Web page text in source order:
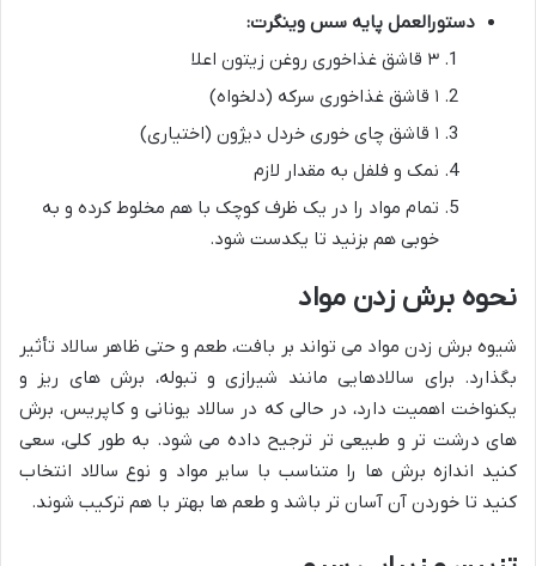
دستورالعمل پایه سس وینگرت:
۳ قاشق غذاخوری روغن زیتون اعلا
۱ قاشق غذاخوری سرکه (دلخواه)
۱ قاشق چای خوری خردل دیژون (اختیاری)
نمک و فلفل به مقدار لازم
تمام مواد را در یک ظرف کوچک با هم مخلوط کرده و به
خوبی هم بزنید تا یکدست شود.
نحوه برش زدن مواد
شیوه برش زدن مواد می تواند بر بافت، طعم و حتی ظاهر سالاد تأثیر
بگذارد. برای سالادهایی مانند شیرازی و تبوله، برش های ریز و
یکنواخت اهمیت دارد، در حالی که در سالاد یونانی و کاپریس، برش
های درشت تر و طبیعی تر ترجیح داده می شود. به طور کلی، سعی
کنید اندازه برش ها را متناسب با سایر مواد و نوع سالاد انتخاب
کنید تا خوردن آن آسان تر باشد و طعم ها بهتر با هم ترکیب شوند.